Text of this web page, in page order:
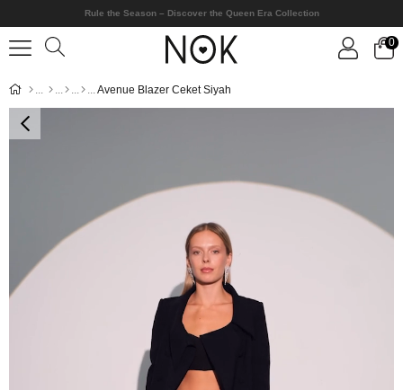
Rule the Season – Discover the Queen Era Collection
0
Avenue Blazer Ceket Siyah